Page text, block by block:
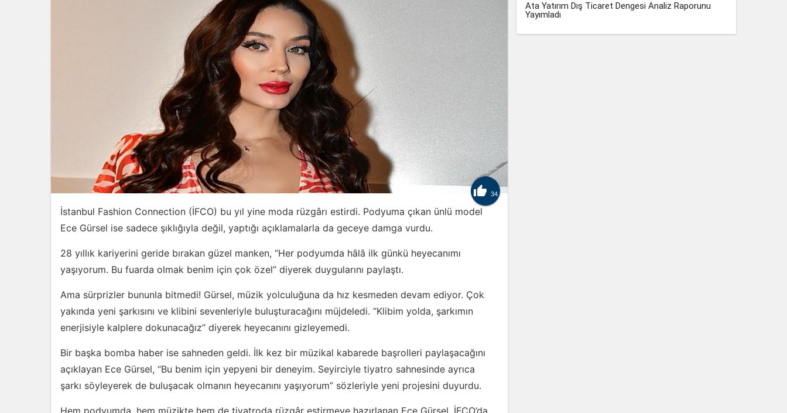
 34
İstanbul Fashion Connection (İFCO) bu yıl yine moda rüzgârı estirdi. Podyuma çıkan ünlü model
Ece Gürsel ise sadece şıklığıyla değil, yaptığı açıklamalarla da geceye damga vurdu.
28 yıllık kariyerini geride bırakan güzel manken, “Her podyumda hâlâ ilk günkü heyecanımı
yaşıyorum. Bu fuarda olmak benim için çok özel” diyerek duygularını paylaştı.
Ama sürprizler bununla bitmedi! Gürsel, müzik yolculuğuna da hız kesmeden devam ediyor. Çok
yakında yeni şarkısını ve klibini sevenleriyle buluşturacağını müjdeledi. “Klibim yolda, şarkımın
enerjisiyle kalplere dokunacağız” diyerek heyecanını gizleyemedi.
Bir başka bomba haber ise sahneden geldi. İlk kez bir müzikal kabarede başrolleri paylaşacağını
açıklayan Ece Gürsel, “Bu benim için yepyeni bir deneyim. Seyirciyle tiyatro sahnesinde ayrıca
şarkı söyleyerek de buluşacak olmanın heyecanını yaşıyorum” sözleriyle yeni projesini duyurdu.
Hem podyumda, hem müzikte hem de tiyatroda rüzgâr estirmeye hazırlanan Ece Gürsel, İFCO’da
Ata Yatırım Dış Ticaret Dengesi Analiz Raporunu
Yayımladı